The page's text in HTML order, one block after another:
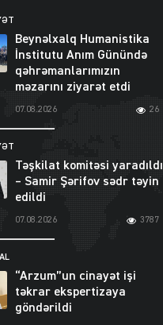
Beynəlxalq Humanistika
İnstitutu Anım Günündə
qəhrəmanlarımızın
məzarını ziyarət etdi
07.08.2026 26
Təşkilat komitəsi yaradıldı
– Samir Şərifov sədr təyin
edildi
07.08.2026 3787
“Arzum”un cinayət işi
təkrar ekspertizaya
göndərildi